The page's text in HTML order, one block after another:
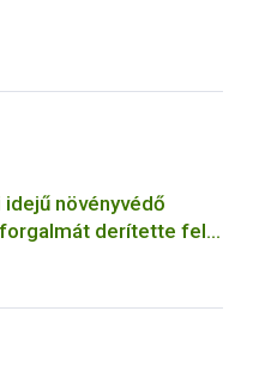
növényvédő
derítette fel a